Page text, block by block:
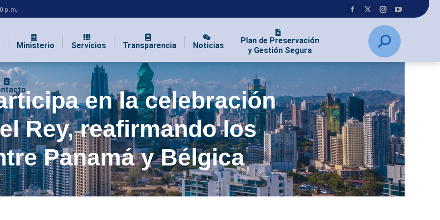
p.m.
Ministerio Servicios Transparencia Noticias
Plan de Preservación
y Gestión Segura
en la celebración
Rey, reafirmando los
Panamá y Bélgica